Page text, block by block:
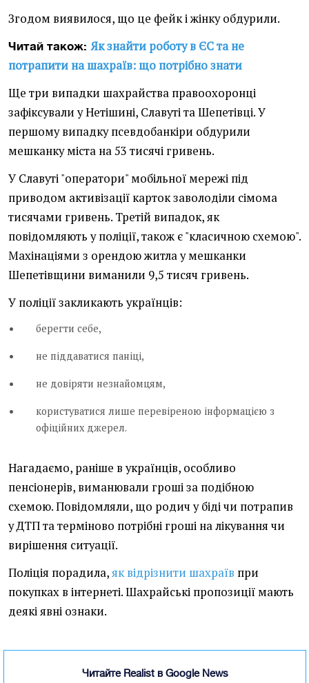
Згодом виявилося, що це фейк і жінку обдурили.
Читай також: Як знайти роботу в ЄС та не
потрапити на шахраїв: що потрібно знати
Ще три випадки шахрайства правоохоронці
зафіксували у Нетішині, Славуті та Шепетівці. У
першому випадку псевдобанкіри обдурили
мешканку міста на 53 тисячі гривень.
У Славуті "оператори" мобільної мережі під
приводом активізації карток заволоділи сімома
тисячами гривень. Третій випадок, як
повідомляють у поліції, також є "класичною схемою".
Махінаціями з орендою житла у мешканки
Шепетівщини виманили 9,5 тисяч гривень.
У поліції закликають українців:
берегти себе,
не піддаватися паніці,
не довіряти незнайомцям,
користуватися лише перевіреною інформацією з
офіційних джерел.
Нагадаємо, раніше в українців, особливо
пенсіонерів, виманювали гроші за подібною
схемою. Повідомляли, що родич у біді чи потрапив
у ДТП та терміново потрібні гроші на лікування чи
вирішення ситуації.
Поліція порадила,як відрізнити шахраїв при
покупках в інтернеті. Шахрайські пропозиції мають
деякі явні ознаки.
Читайте Realist в Google News